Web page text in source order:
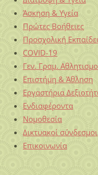
Άσκηση & Υγεία
Πρώτες Βοήθειες
Προσχολική
COVID-19
Γεν. Γραμ.
Επιστήμη & Άθληση
Εργαστήρια
Ενδιαφέροντα
Νομοθεσία
Δικτυακοί σύνδεσμοι
Επικοινωνία